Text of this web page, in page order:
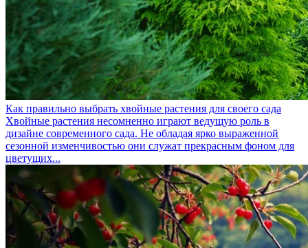
Как правильно выбрать хвойные растения для своего сада
Хвойные растения несомненно играют ведущую роль в
дизайне современного сада. Не обладая ярко выраженной
сезонной изменчивостью они служат прекрасным фоном для
цветущих...